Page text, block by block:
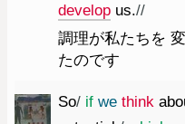
develop us.//
調理が私たちを
たのです
So/ if we think